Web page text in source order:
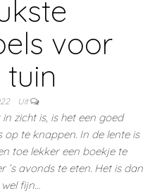
voor
Uit
zicht is, is het een goed
te knappen. In de lente is
toe lekker een boekje te
’s avonds te eten. Het is dan
fijn…